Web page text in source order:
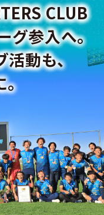
CLUB
グ参入へ。
活動も、